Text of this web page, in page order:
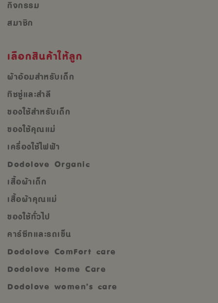
กิจกรรม
สมาชิก
เลือกสินค้าให้ลูก
ผ้าอ้อมสำหรับเด็ก
ทิชชู่และสำลี
ของใช้สำหรับเด็ก
ของใช้คุณแม่
เครื่องใช้ไฟฟ้า
Dodolove Organic
เสื้อผ้าเด็ก
เสื้อผ้าคุณแม่
ของใช้ทั่วไป
คาร์ซีทและรถเข็น
Dodolove ComFort care
Dodolove Home Care
Dodolove women’s care